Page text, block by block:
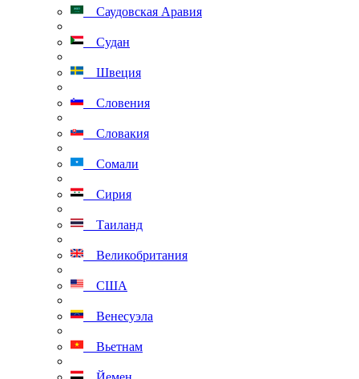
Саудовская Аравия
Судан
Швеция
Словения
Словакия
Сомали
Сирия
Таиланд
Великобритания
США
Венесуэла
Вьетнам